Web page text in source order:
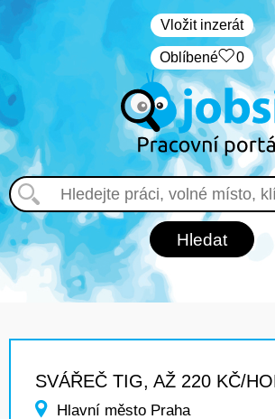
Vložit inzerát
Oblíbené 0
SVÁŘEČ TIG, AŽ 220 KČ/
Hlavní město Praha